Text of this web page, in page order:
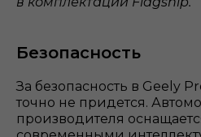
Безопасность
За безопасность в Geely
точно не придется.
производителя